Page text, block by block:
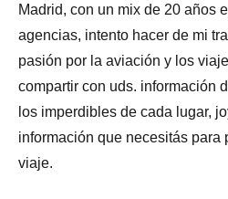
Madrid, con un mix de 20 años
agencias, intento hacer de mi
pasión por la aviación y los
compartir con uds. información
los imperdibles de cada lugar,
información que necesitás para
viaje.